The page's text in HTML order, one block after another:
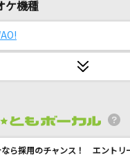
ケ機種
なら採用のチャンス！ エントリ